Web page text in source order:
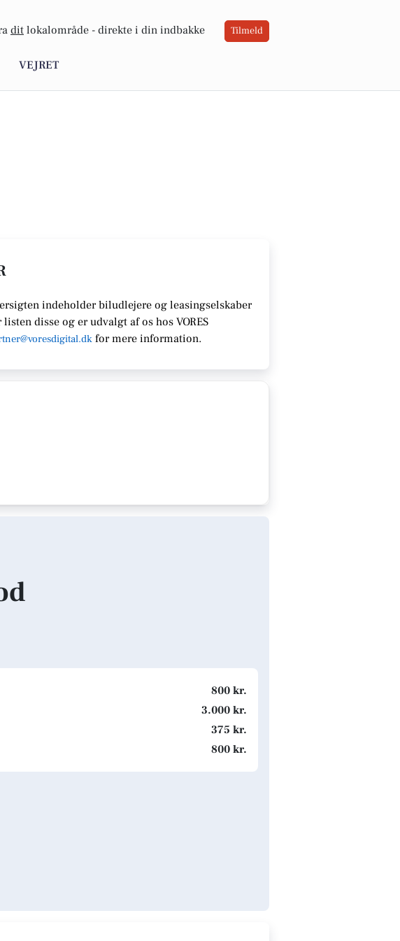
dit lokalområde - direkte i din indbakke Tilmeld
VEJRET
indeholder biludlejere og leasingselskaber
disse og er udvalgt af os hos VORES
formere information.
800 kr.
3.000 kr.
375 kr.
800 kr.